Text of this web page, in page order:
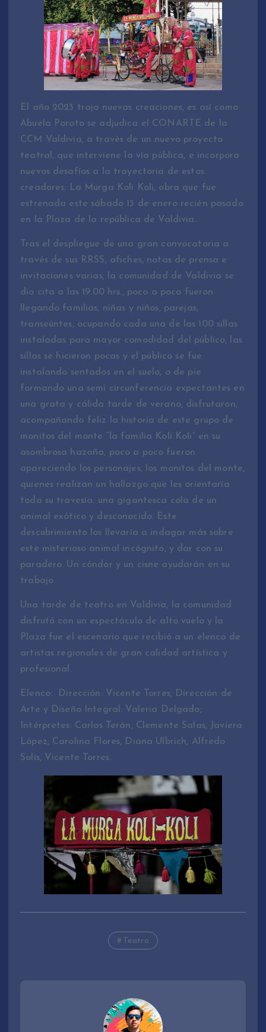
El año 2023 trajo nuevas creaciones, es así como
Abuela Poroto se adjudica el CONARTE de la
CCM Valdivia, a través de un nuevo proyecto
teatral, que interviene la vía pública, e incorpora
nuevos desafíos a la trayectoria de estos
creadores: La Murga Koli Koli, obra que fue
estrenada este sábado 13 de enero recién pasado
en la Plaza de la república de Valdivia.
Tras el despliegue de una gran convocatoria a
través de sus RRSS, afiches, notas de prensa e
invitaciones varias, la comunidad de Valdivia se
dio cita a las 19.00 hrs., poco a poco fueron
llegando familias, niñas y niños, parejas,
transeúntes, ocupando cada una de las 100 sillas
instaladas para mayor comodidad del público, las
sillas se hicieron pocas y el público se fue
instalando sentados en el suelo, o de pie
formando una semi circunferencia expectantes en
una grata y cálida tarde de verano, disfrutaron,
acompañando feliz la historia de este grupo de
monitos del monte “la familia Koli Koli” en su
asombrosa hazaña, poco a poco fueron
apareciendo los personajes, los monitos del monte,
quienes realizan un hallazgo que les orientaría
toda su travesía: una gigantesca cola de un
animal exótico y desconocido. Este
descubrimiento los llevaría a indagar más sobre
este misterioso animal incógnito, y dar con su
paradero. Un cóndor y un cisne ayudarán en su
trabajo.
Una tarde de teatro en Valdivia, la comunidad
disfrutó con un espectáculo de alto vuelo y la
Plaza fue el escenario que recibió a un elenco de
artistas regionales de gran calidad artística y
profesional.
Elenco: Dirección: Vicente Torres; Dirección de
Arte y Diseño Integral: Valeria Delgado;
Intérpretes: Carlos Terán, Clemente Salas, Javiera
López, Carolina Flores, Diana Ulbrich, Alfredo
Solís, Vicente Torres.
Teatro